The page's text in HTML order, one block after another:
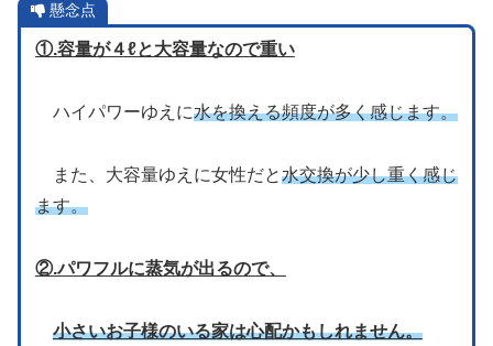
懸念点
①.容量が４ℓと大容量なので重い
ハイパワーゆえに水を換える頻度が多く感じます。
また、大容量ゆえに女性だと水交換が少し重く感じ
ます。
②.パワフルに蒸気が出るので、
小さいお子様のいる家は心配かもしれません。